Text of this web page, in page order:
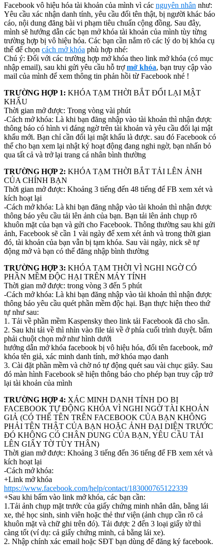
Facebook vô hiệu hóa tài khoản của mình vì các nguyên nhân như:
Yêu cầu xác nhận danh tính, yêu cầu đổi tên thật, bị người khác báo
cáo, nội dung đăng bài vi phạm tiêu chuẩn cộng đồng. Sau đây,
mình sẽ hướng dẫn các bạn mở khóa tài khoản của mình tùy từng
trường hợp bị vô hiệu hóa. Các bạn cần nắm rõ các lý do bị khóa cụ
thể để chọn cách mở khóa phù hợp nhé:
Chú ý: Đối với các trường hợp mở khóa theo link mở khóa (có mục
nhập email), sau khi gửi yêu cầu hỗ trợmở khóa, bạn truy cập vào
mail của mình để xem thông tin phản hồi từ Facebook nhé !
TRƯỜNG HỢP 1: KHÓA TẠM THỜI BẮT ĐỔI LẠI MẬT
KHẨU
Thời gian mở được: Trong vòng vài phút
-Cách mở khóa: Là khi bạn đăng nhập vào tài khoản thì nhận được
thông báo có hình vi đáng ngờ trên tài khoản và yêu cầu đổi lại mật
khẩu mới. Bạn chỉ cần đổi lại mật khẩu là được. sau đó Facebook có
thể cho bạn xem lại nhật ký hoạt động đang nghi ngờ, bạn nhấn bỏ
qua tất cả và trở lại trang cá nhân bình thường
TRƯỜNG HỢP 2: KHÓA TẠM THỜI BẮT TẢI LÊN ẢNH
CỦA CHÍNH BẠN
Thời gian mở được: Khoảng 3 tiếng đến 48 tiếng để FB xem xét và
kích hoạt lại
-Cách mở khóa: Là khi bạn đăng nhập vào tài khoản thì nhận được
thông báo yêu cầu tải lên ảnh của bạn. Bạn tải lên ảnh chụp rõ
khuôn mặt của bạn và gửi cho Facebook. Thông thường sau khi gửi
ảnh, Facebook sẽ cần 1 vài ngày để xem xét ảnh và trong thời gian
đó, tài khoản của bạn vẫn bị tạm khóa. Sau vài ngày, nick sẽ tự
động mở và bạn có thể đăng nhập bình thường
TRƯỜNG HỢP 3: KHÓA TẠM THỜI VÌ NGHI NGỜ CÓ
PHẦN MỀM ĐỘC HẠI TRÊN MÁY TÍNH
Thời gian mở được: trong vòng 3 đến 5 phút
-Cách mở khóa: Là khi bạn đăng nhập vào tài khoản thì nhận được
thông báo yêu cầu quét phần mềm độc hại. Bạn thực hiện theo thứ
tự như sau:
1. Tải về phần mềm Kaspensky theo link tải Facebook đã cho sẵn.
2. Sau khi tải về thì nhìn vào file tải về ở phía cuối trình duyệt. bấm
phải chuột chọn mở như hình dưới
hướng dẫn mở khóa facebook bị vô hiệu hóa, đổi tên facebook, mở
khóa tên giả, xác minh danh tính, mở khóa mạo danh
3. Cài đặt phần mềm và chờ nó tự động quét sau vài chục giây. Sau
đó màn hình Facebook sẽ hiện thông báo cho phép bạn truy cập trở
lại tài khoản của mình
TRƯỜNG HỢP 4: XÁC MINH DANH TÍNH DO BỊ
FACEBOOK TỰ ĐỘNG KHÓA VÌ NGHI NGỜ TÀI KHOẢN
GIẢ (CÓ THỂ TÊN TRÊN FACEBOOK CỦA BẠN KHÔNG
PHẢI TÊN THẬT CỦA BẠN HOẶC ẢNH ĐẠI DIỆN TRƯỚC
ĐÓ KHÔNG CÓ CHÂN DUNG CỦA BẠN, YÊU CẦU TẢI
LÊN GIẤY TỜ TÙY THÂN)
Thời gian mở được: Khoảng 3 tiếng đến 36 tiếng để FB xem xét và
kích hoạt lại
-Cách mở khóa:
+Link mở khóa
https://www.facebook.com/help/contact/183000765122339
+Sau khi bấm vào link mở khóa, các bạn cần:
1.Tải ảnh chụp mặt trước của giấy chứng minh nhân dân, bằng lái
xe, thẻ học sinh, sinh viên hoặc thẻ thư viện (ảnh chụp cần rõ cả
khuôn mặt và chữ ghi trên đó). Tải được 2 đến 3 loại giấy tờ thì
càng tốt (ví dụ: cả giấy chứng minh, cả bằng lái xe).
2. Nhập chính xác email hoặc SĐT bạn dùng để đăng ký facebook.